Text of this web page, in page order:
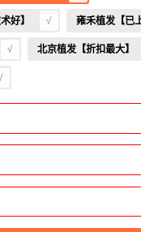
好】 雍禾植发【已
北京植发【折扣最大】
姐（138****7605）
手机号】领取当月最低
生（134****1988）雍禾
生（131****7677）大麦
手机号】领取当月最低